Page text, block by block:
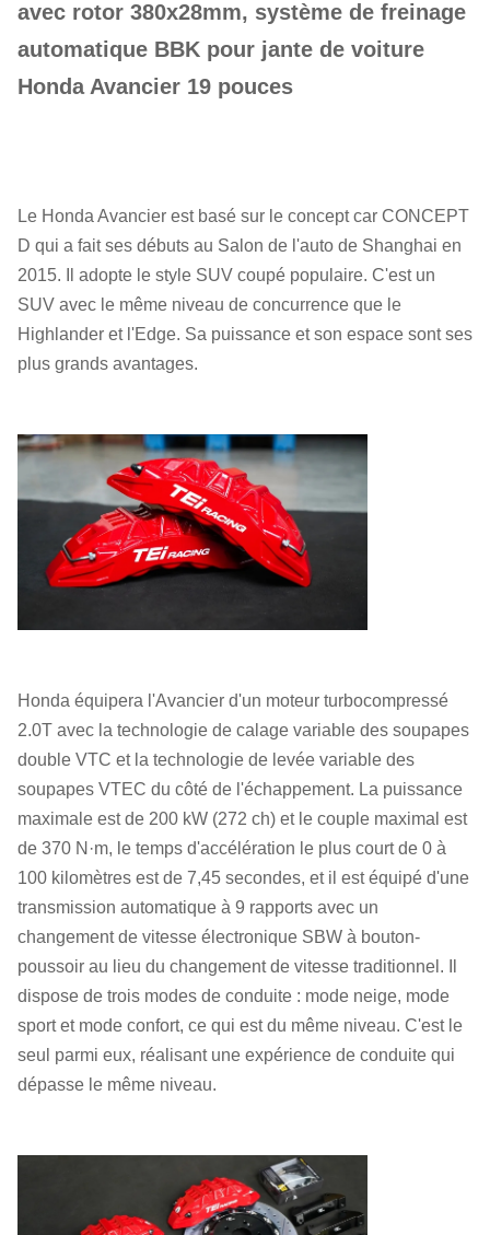
avec rotor 380x28mm, système de freinage
automatique BBK pour jante de voiture
Honda Avancier 19 pouces
Le Honda Avancier est basé sur le concept car CONCEPT
D qui a fait ses débuts au Salon de l'auto de Shanghai en
2015. Il adopte le style SUV coupé populaire. C'est un
SUV avec le même niveau de concurrence que le
Highlander et l'Edge. Sa puissance et son espace sont ses
plus grands avantages.
Honda équipera l'Avancier d'un moteur turbocompressé
2.0T avec la technologie de calage variable des soupapes
double VTC et la technologie de levée variable des
soupapes VTEC du côté de l'échappement. La puissance
maximale est de 200 kW (272 ch) et le couple maximal est
de 370 N·m, le temps d'accélération le plus court de 0 à
100 kilomètres est de 7,45 secondes, et il est équipé d'une
transmission automatique à 9 rapports avec un
changement de vitesse électronique SBW à bouton-
poussoir au lieu du changement de vitesse traditionnel. Il
dispose de trois modes de conduite : mode neige, mode
sport et mode confort, ce qui est du même niveau. C'est le
seul parmi eux, réalisant une expérience de conduite qui
dépasse le même niveau.